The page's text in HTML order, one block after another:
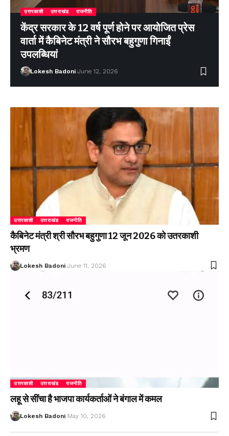
उत्तरकाशी उत्तराखंड राजनीति
केंद्र सरकार के 12 वर्ष पूर्ण होने पर आयोजित प्रेस
वार्ता में कैबिनेट मंत्री ने सौरभ बहुगुणा गिनाईं
उपलब्धियां
Lokesh Badoni June 12, 2026
उत्तरकाशी उत्तराखंड राजनीति
कैबिनेट मंत्री श्री सौरभ बहुगुणा 12 जून 2026 को उतरकाशी
भ्रमण
Lokesh Badoni June 11, 2026
उत्तरकाशी उत्तराखंड राजनीति
लहू से सींचा है भाजपा कार्यकर्ताओं ने बंगाल में कमल
Lokesh Badoni May 10, 2026